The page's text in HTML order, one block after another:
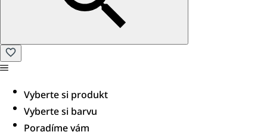
Vyberte si produkt
Vyberte si barvu
Poradíme vám​